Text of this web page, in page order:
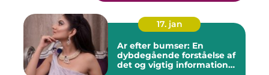
17. jan
Ar efter bumser: En
dybdegående forståelse af
det og vigtig information